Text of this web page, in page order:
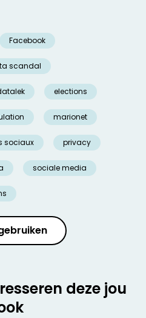
Facebook
scandal
elections
marionet
sociaux privacy
sociale media
deze jou